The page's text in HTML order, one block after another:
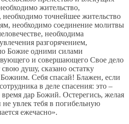
жительство,
точнейшее жительство
необходимо соединение молитвы
необходима
разгорячением,
Божие одними силами
и совершающего Свое дело
душу, сказано остатку
Себя спасай! Блажен, если
в деле спасения: это –
дар Божий. Остерегись, желая
увлек тебя в погибельную
ежечасно».